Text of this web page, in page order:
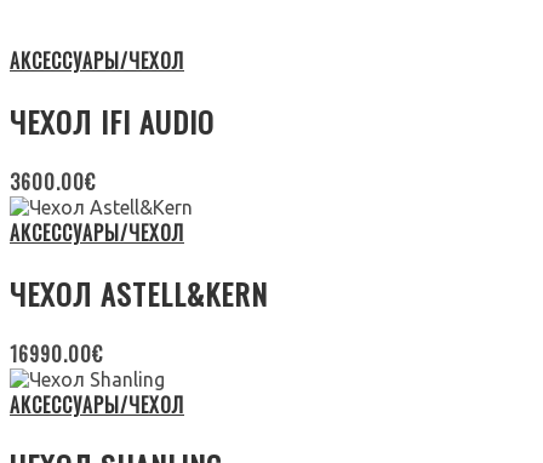
АКСЕССУАРЫ/ЧЕХОЛ
ЧЕХОЛ IFI AUDIO
3600.00€
АКСЕССУАРЫ/ЧЕХОЛ
ЧЕХОЛ ASTELL&KERN
16990.00€
АКСЕССУАРЫ/ЧЕХОЛ